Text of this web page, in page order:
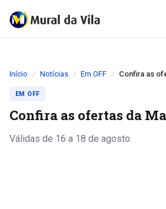
Início Notícias Em OFF Confira as
EM OFF
Confira as ofertas da
Válidas de 16 a 18 de agosto.